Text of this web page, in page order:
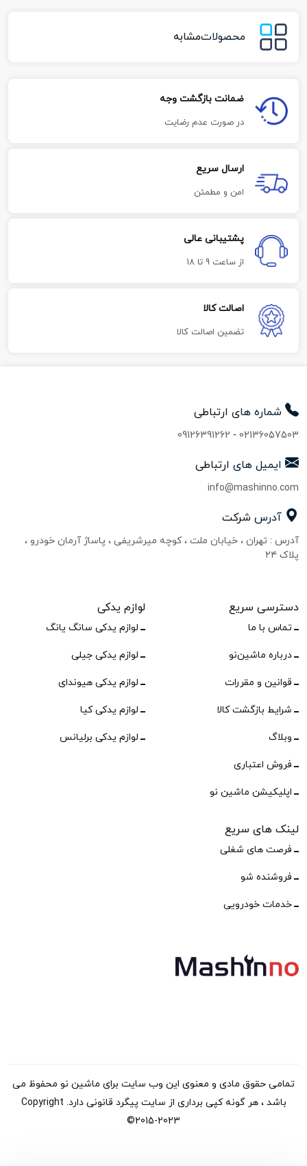
محصولاتمشابه
ضمانت بازگشت وجه
در صورت عدم رضایت
ارسال سریع
امن و مطمئن
پشتیبانی عالی
از ساعت 9 تا 18
اصالت کالا
تضمین اصالت کالا
شماره های ارتباطی
02136057503
-
09126391262
ایمیل های ارتباطی
info@mashinno.com
آدرس شرکت
آدرس : تهران ، خیابان ملت ، کوچه میرشریفی ، پاساژ آرمان خودرو ،
پلاک ۲۴
دسترسی سریع
تماس با ما
درباره ماشین‌نو
قوانین و مقررات
شرایط بازگشت کالا
وبلاگ
فروش اعتباری
اپلیکیشن ماشین نو
لوازم یدکی
لوازم یدکی سانگ یانگ
لوازم یدکی جیلی
لوازم یدکی هیوندای
لوازم یدکی کیا
لوازم یدکی برلیانس
لینک های سریع
فرصت های شغلی
فروشنده شو
خدمات خودرویی
تمامی حقوق مادی و معنوی این وب سایت برای ماشین نو محفوظ می
باشد ، هر گونه کپی برداری از سایت پیگرد قانونی دارد. Copyright
©2015-2023